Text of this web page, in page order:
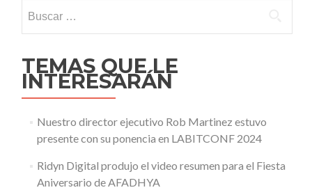
TEMAS QUE LE
INTERESARÁN
Nuestro director ejecutivo Rob Martinez estuvo
presente con su ponencia en LABITCONF 2024
Ridyn Digital produjo el video resumen para el Fiesta
Aniversario de AFADHYA